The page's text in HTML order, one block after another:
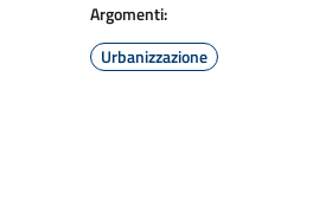
Argomenti:
Urbanizzazione